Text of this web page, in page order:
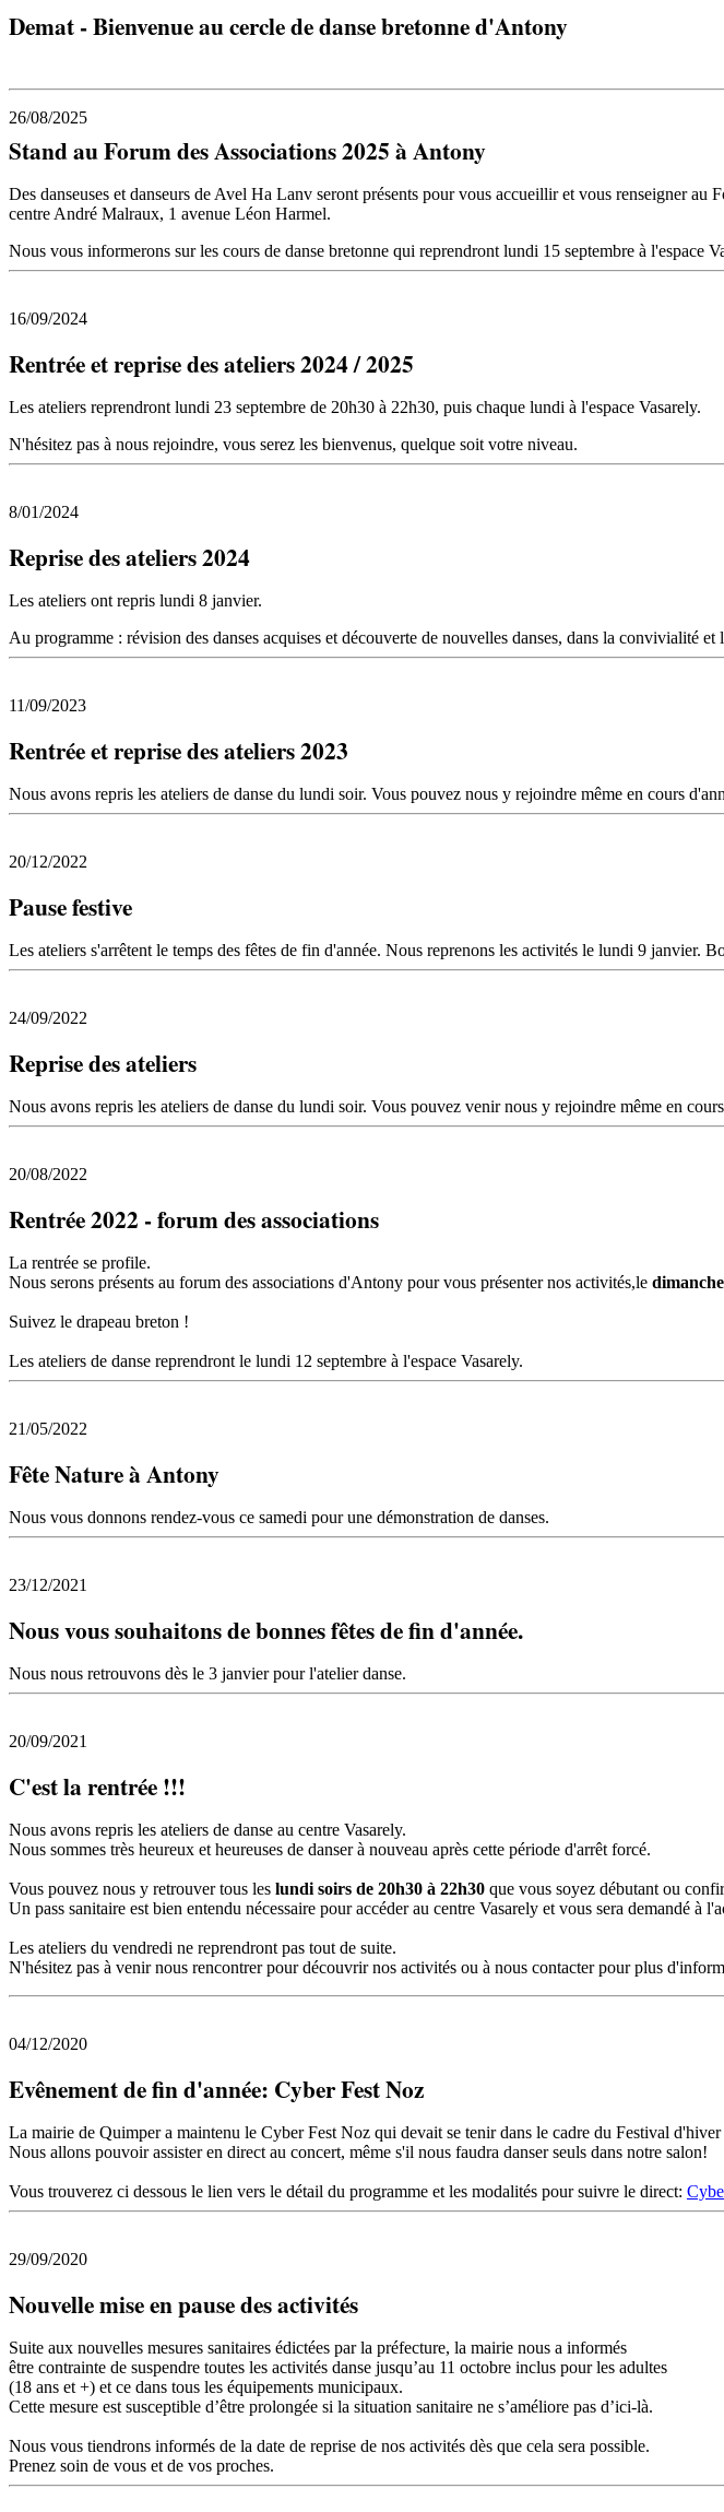
Demat -Bienvenue au cercle de danse bretonne d'Antony
26/08/2025
Stand au Forum des Associations 2025 à Antony
Des danseuses et danseurs de Avel Ha Lanv seront présents pour vous accueillir et vous renseigner
centre André Malraux, 1 avenue Léon Harmel.
Nous vous informerons sur les cours de danse bretonne qui reprendront lundi 15 septembre à l'espace
16/09/2024
Rentrée et reprise des ateliers 2024 / 2025
Les ateliers reprendront lundi 23 septembre de 20h30 à 22h30, puis chaque lundi à l'espace Vasarely.
N'hésitez pas à nous rejoindre, vous serez les bienvenus, quelque soit votre niveau.
8/01/2024
Reprise des ateliers 2024
Les ateliers ont repris lundi 8 janvier.
Au programme : révision des danses acquises et découverte de nouvelles danses, dans la convivialité et
11/09/2023
Rentrée et reprise des ateliers 2023
Nous avons repris les ateliers de danse du lundi soir. Vous pouvez nous y rejoindre même en cours
20/12/2022
Pause festive
Les ateliers s'arrêtent le temps des fêtes de fin d'année. Nous reprenons les activités le lundi 9 janvier.
24/09/2022
Reprise des ateliers
Nous avons repris les ateliers de danse du lundi soir. Vous pouvez venir nous y rejoindre même en
20/08/2022
Rentrée 2022 - forum des associations
La rentrée se profile.
Nous serons présents au forum des associations d'Antony pour vous présenter nos activités,le
Suivez le drapeau breton !
Les ateliers de danse reprendront le lundi 12 septembre à l'espace Vasarely.
21/05/2022
Fête Nature à Antony
Nous vous donnons rendez-vous ce samedi pour une démonstration de danses.
23/12/2021
Nous vous souhaitons de bonnes fêtes de fin d'année.
Nous nous retrouvons dès le 3 janvier pour l'atelier danse.
20/09/2021
C'est la rentrée !!!
Nous avons repris les ateliers de danse au centre Vasarely.
Nous sommes très heureux et heureuses de danser à nouveau après cette période d'arrêt forcé.
Vous pouvez nous y retrouver tous les lundi soirs de 20h30 à 22h30 que vous soyez débutant ou
Un pass sanitaire est bien entendu nécessaire pour accéder au centre Vasarely et vous sera demandé à
Les ateliers du vendredi ne reprendront pas tout de suite.
N'hésitez pas à venir nous rencontrer pour découvrir nos activités ou à nous contacter pour plus
04/12/2020
Evênement de fin d'année: Cyber Fest Noz
La mairie de Quimper a maintenu le Cyber Fest Noz qui devait se tenir dans le cadre du Festival
Nous allons pouvoir assister en direct au concert, même s'il nous faudra danser seuls dans notre salon!
Vous trouverez ci dessous le lien vers le détail du programme et les modalités pour suivre le direct:
29/09/2020
Nouvelle mise en pause des activités
Suite aux nouvelles mesures sanitaires édictées par la préfecture, la mairie nous a informés
être contrainte de suspendre toutes les activités danse jusqu’au 11 octobre inclus pour les adultes
(18 ans et +) et ce dans tous les équipements municipaux.
Cette mesure est susceptible d’être prolongée si la situation sanitaire ne s’améliore pas d’ici-là.
Nous vous tiendrons informés de la date de reprise de nos activités dès que cela sera possible.
Prenez soin de vous et de vos proches.